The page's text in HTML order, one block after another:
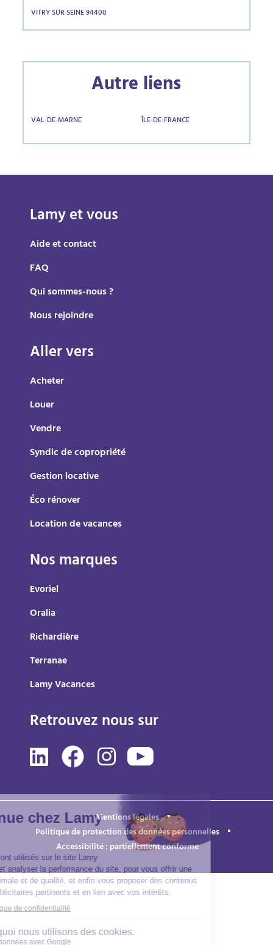
VITRY SUR SEINE 94400
Autre liens
VAL-DE-MARNE ÎLE-DE-FRANCE
Lamy et vous
Aide et contact
FAQ
Qui sommes-nous ?
Nous rejoindre
Aller vers
Acheter
Louer
Vendre
Syndic de copropriété
Gestion locative
Éco rénover
Location de vacances
Nos marques
Evoriel
Oralia
Richardière
Terranae
Lamy Vacances
Retrouvez nous sur
Mentions légales
Politique de protection des données personnelles
Accessibilité : partiellement conforme